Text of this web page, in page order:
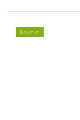
Novinka